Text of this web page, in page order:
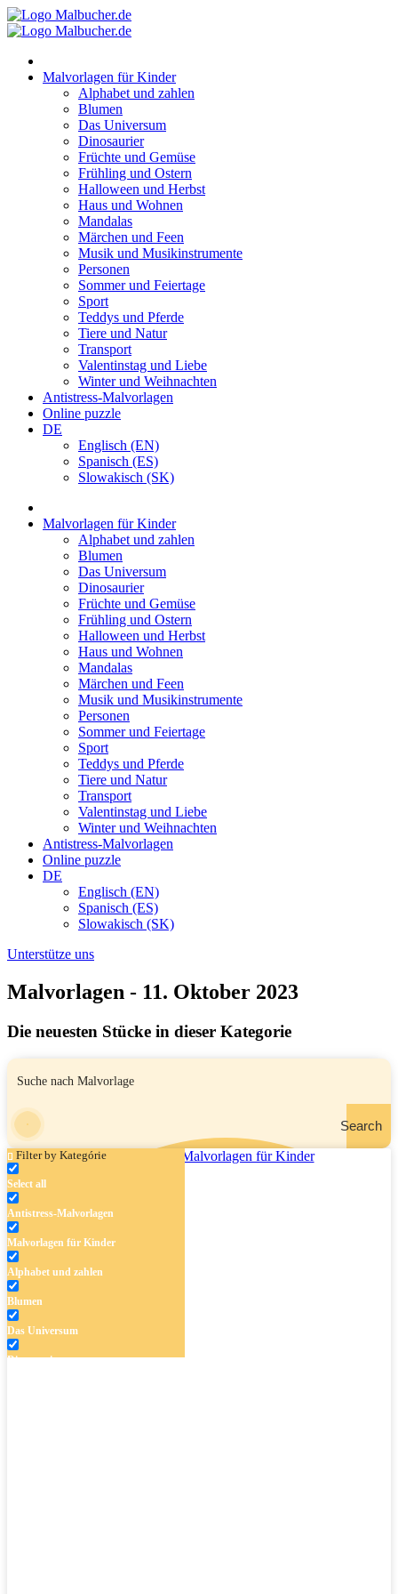
Zum
Inhalt
Malvorlagen für Kinder
Alphabet und zahlen
Blumen
Das Universum
Dinosaurier
Früchte und Gemüse
Frühling und Ostern
Halloween und Herbst
Haus und Wohnen
Mandalas
Märchen und Feen
Musik und Musikinstrumente
Personen
Sommer und Feiertage
Sport
Teddys und Pferde
Tiere und Natur
Transport
Valentinstag und Liebe
Winter und Weihnachten
Antistress-Malvorlagen
Online puzzle
DE
Englisch (EN)
Spanisch (ES)
Slowakisch (SK)
Malvorlagen für Kinder
Alphabet und zahlen
Blumen
Das Universum
Dinosaurier
Früchte und Gemüse
Frühling und Ostern
Halloween und Herbst
Haus und Wohnen
Mandalas
Märchen und Feen
Musik und Musikinstrumente
Personen
Sommer und Feiertage
Sport
Teddys und Pferde
Tiere und Natur
Transport
Valentinstag und Liebe
Winter und Weihnachten
Antistress-Malvorlagen
Online puzzle
DE
Englisch (EN)
Spanisch (ES)
Slowakisch (SK)
Unterstütze uns
Malvorlagen - 11. Oktober 2023
Die neuesten Stücke in dieser Kategorie
Search
Filter by Kategórie
Select all
Antistress-Malvorlagen
Malvorlagen für Kinder
Alphabet und zahlen
Blumen
Das Universum
Dinosaurier